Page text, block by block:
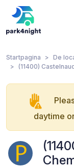
Startpagina
De
(11400)
daytime